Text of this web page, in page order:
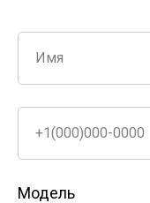
Имя
+1(000)000-0000
Модель